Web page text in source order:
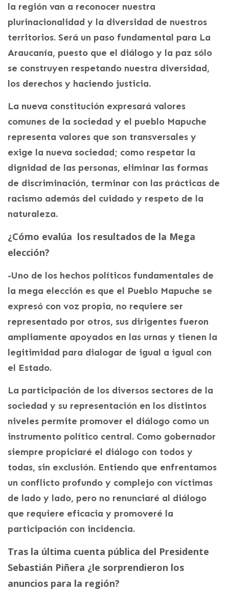
la región van a reconocer nuestra
plurinacionalidad y la diversidad de nuestros
territorios. Será un paso fundamental para La
Araucanía, puesto que el diálogo y la paz sólo
se construyen respetando nuestra diversidad,
los derechos y haciendo justicia.
La nueva constitución expresará valores
comunes de la sociedad y el pueblo Mapuche
representa valores que son transversales y
exige la nueva sociedad; como respetar la
dignidad de las personas, eliminar las formas
de discriminación, terminar con las prácticas de
racismo además del cuidado y respeto de la
naturaleza.
¿Cómo evalúa los resultados de la Mega
elección?
-Uno de los hechos políticos fundamentales de
la mega elección es que el Pueblo Mapuche se
expresó con voz propia, no requiere ser
representado por otros, sus dirigentes fueron
ampliamente apoyados en las urnas y tienen la
legitimidad para dialogar de igual a igual con
el Estado.
La participación de los diversos sectores de la
sociedad y su representación en los distintos
niveles permite promover el diálogo como un
instrumento político central. Como gobernador
siempre propiciaré el diálogo con todos y
todas, sin exclusión. Entiendo que enfrentamos
un conflicto profundo y complejo con víctimas
de lado y lado, pero no renunciaré al diálogo
que requiere eficacia y promoveré la
participación con incidencia.
Tras la última cuenta pública del Presidente
Sebastián Piñera ¿le sorprendieron los
anuncios para la región?